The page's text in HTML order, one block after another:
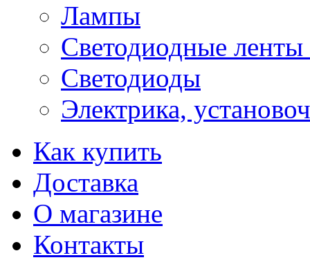
Лампы
Светодиодные
Светодиоды
Электрика,
Как купить
Доставка
О магазине
Контакты